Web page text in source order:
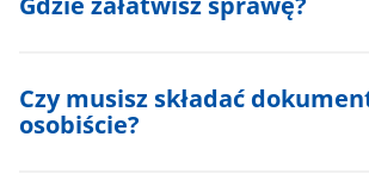
Czy musisz składać
osobiście?